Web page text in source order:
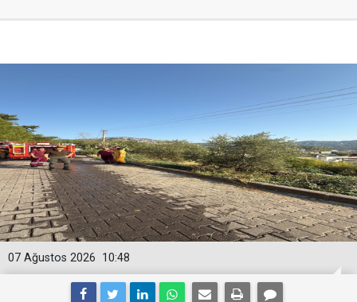
10:48
07 Ağustos 2026